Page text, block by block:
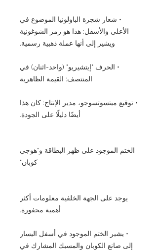
• شعار شجرة الباولونيا الموضوع في
الأعلى والأسفل: هذا هو رمز الشوغونية
ويشير إلى أنها عملة ذهبية رسمية.
• الحرف "إيتشيريو" (واحد-اثنان) في
المنتصف: القيمة الظاهرية
• توقيع ميتسوتسوجو، مدير الإنتاج: كان هذا
أيضًا دليلًا على الجودة.
الختم الموجود على ظهر البطاقة و"هوجي
كوبان"
يوجد على الجهة الخلفية معلومات أكثر
أهمية محفورة.
• يشير الختم الموجود في أسفل اليسار
إلى صانع الكوبان والمسبك المشارك في